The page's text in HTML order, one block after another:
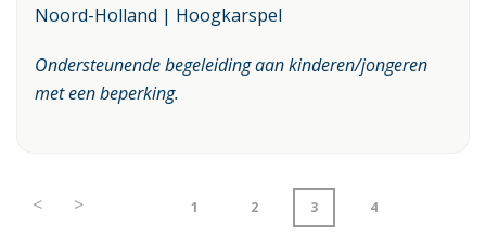
Noord-Holland | Hoogkarspel
Ondersteunende begeleiding aan kinderen/jongeren
met een beperking.
< 1 2 3 4
>